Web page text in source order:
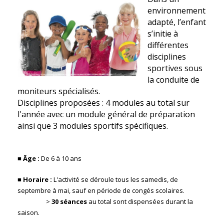
environnement
adapté, l’enfant
s’initie à
différentes
disciplines
sportives sous
la conduite de
moniteurs spécialisés.
Disciplines proposées : 4 modules au total sur
l'année avec un module général de préparation
ainsi que 3 modules sportifs spécifiques.
■ Âge : De 6 à 10 ans
■ Horaire : L'activité se déroule tous les samedis, de
septembre à mai, sauf en période de congés scolaires.
> 30 séances au total sont dispensées durant la
saison.